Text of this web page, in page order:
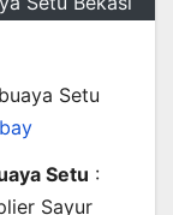
Setu :
Sayur